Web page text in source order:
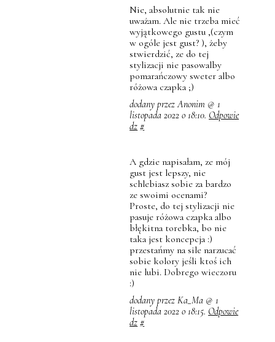
Nie, absolutnie tak nie
uważam. Ale nie trzeba mieć
wyjątkowego gustu ,(czym
w ogóle jest gust? ), żeby
stwierdzić, ze do tej
stylizacji nie pasowalby
pomarańczowy sweter albo
różowa czapka ;)
dodany przez Anonim @ 1
listopada 2022 o 18:10. Odpowie
dz #
A gdzie napisałam, ze mój
gust jest lepszy, nie
schlebiasz sobie za bardzo
ze swoimi ocenami?
Proste, do tej stylizacji nie
pasuje różowa czapka albo
błękitna torebka, bo nie
taka jest koncepcja :)
przestańmy na sile narzucać
sobie kolory jeśli ktoś ich
nie lubi. Dobrego wieczoru
:)
dodany przez Ka_Ma @ 1
listopada 2022 o 18:15. Odpowie
dz #